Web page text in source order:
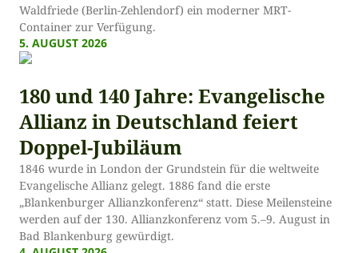
Waldfriede (Berlin-Zehlendorf) ein moderner MRT-
Container zur Verfügung.
5. AUGUST 2026
180 und 140 Jahre: Evangelische
Allianz in Deutschland feiert
Doppel-Jubiläum
1846 wurde in London der Grundstein für die weltweite
Evangelische Allianz gelegt. 1886 fand die erste
„Blankenburger Allianzkonferenz“ statt. Diese Meilensteine
werden auf der 130. Allianzkonferenz vom 5.–9. August in
Bad Blankenburg gewürdigt.